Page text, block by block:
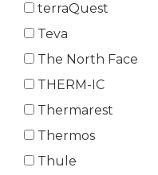
terraQuest
Teva
The North Face
THERM-IC
Thermarest
Thermos
Thule